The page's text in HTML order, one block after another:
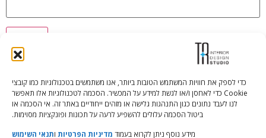
כדי לספק את חוויות המשתמש הטובות ביותר, אנו משתמשים בטכנולוגיות כמו קובצי
Cookie כדי לאחסן ו/או לגשת למידע על המכשיר. הסכמה לטכנולוגיות אלו תאפשר
לנו לעבד נתונים כגון התנהגות גלישה או מזהים ייחודיים באתר זה. אי הסכמה או
ביטול הסכמה עלולים להשפיע לרעה על תכונות ופונקציות מסוימות.
מידע נוסף ניתן לקרוא בעמוד מדיניות הפרטיות ותנאי השימוש
Tali Shenfeld:052.620.2446
tali@TRstudio.co.il